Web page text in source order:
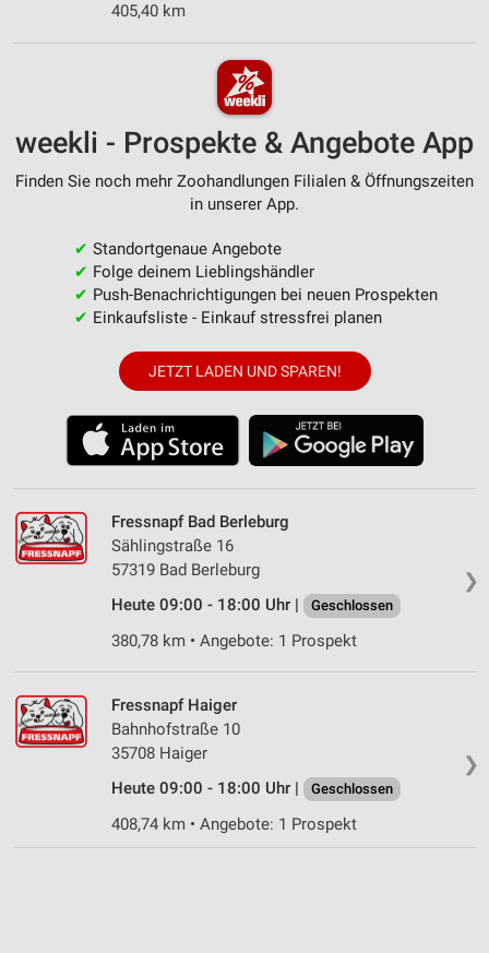
405,40 km
weekli - Prospekte & Angebote App
Finden Sie noch mehr Zoohandlungen Filialen & Öffnungszeiten
in unserer App.
✔ Standortgenaue Angebote
✔ Folge deinem Lieblingshändler
✔ Push-Benachrichtigungen bei neuen Prospekten
✔ Einkaufsliste - Einkauf stressfrei planen
JETZT LADEN UND SPAREN!
❯
Fressnapf Bad Berleburg
Sählingstraße 16
57319 Bad Berleburg
Heute 09:00 - 18:00 Uhr |
Geschlossen
380,78 km • Angebote: 1 Prospekt
❯
Fressnapf Haiger
Bahnhofstraße 10
35708 Haiger
Heute 09:00 - 18:00 Uhr |
Geschlossen
408,74 km • Angebote: 1 Prospekt